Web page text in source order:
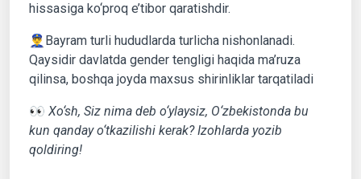
hissasiga ko‘proq e’tibor qaratishdir.
👮‍♂️Bayram turli hududlarda turlicha nishonlanadi.
Qaysidir davlatda gender tengligi haqida ma’ruza
qilinsa, boshqa joyda maxsus shirinliklar tarqatiladi
👀 Xo‘sh, Siz nima deb o‘ylaysiz, O‘zbekistonda bu
kun qanday o‘tkazilishi kerak? Izohlarda yozib
qoldiring!